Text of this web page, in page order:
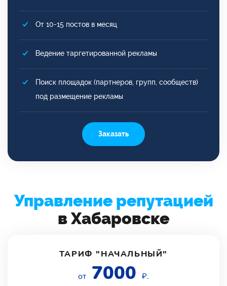
От 10-15 постов в месяц
Ведение таргетированной рекламы
Поиск площадок (партнеров, групп, сообществ)
под размещение рекламы
Заказать
Управление репутацией
в Хабаровске
ТАРИФ "НАЧАЛЬНЫЙ"
от 7000 ₽.